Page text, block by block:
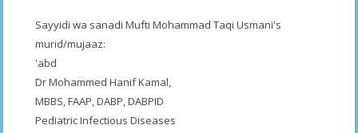
Sayyidi wa sanadi Mufti Mohammad Taqi Usmani's
murid/mujaaz:
'abd
Dr Mohammed Hanif Kamal,
MBBS, FAAP, DABP, DABPID
Pediatric Infectious Diseases